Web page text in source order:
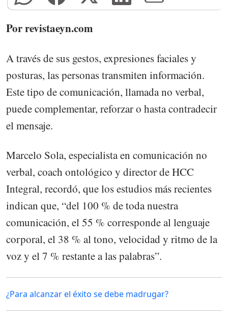
Por revistaeyn.com
A través de sus gestos, expresiones faciales y
posturas, las personas transmiten información.
Este tipo de comunicación, llamada no verbal,
puede complementar, reforzar o hasta contradecir
el mensaje.
Marcelo Sola, especialista en comunicación no
verbal, coach ontológico y director de HCC
Integral, recordó, que los estudios más recientes
indican que, “del 100 % de toda nuestra
comunicación, el 55 % corresponde al lenguaje
corporal, el 38 % al tono, velocidad y ritmo de la
voz y el 7 % restante a las palabras”.
¿Para alcanzar el éxito se debe madrugar?